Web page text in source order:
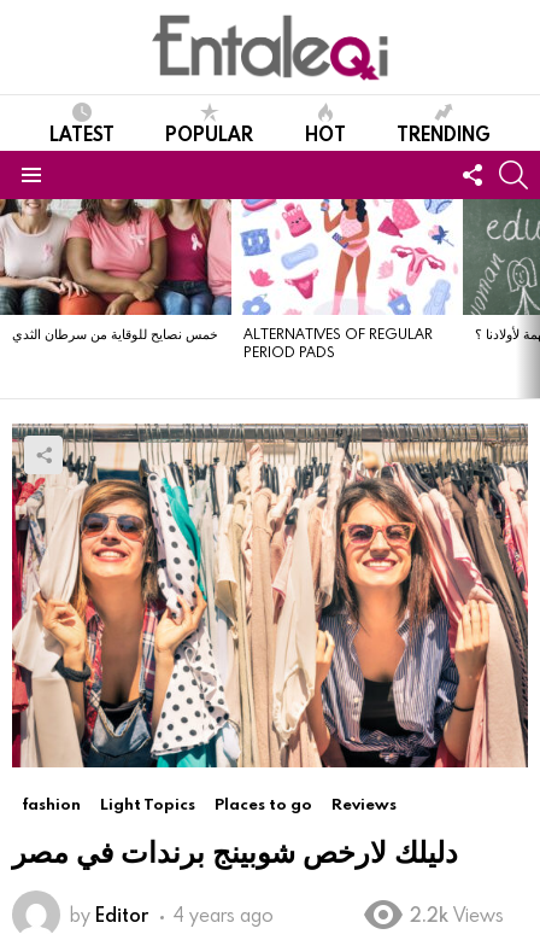
LATEST POPULAR HOT TRENDING
US
LATEST
STORIES
خمس نصايح للوقاية من سرطان الثدي
ALTERNATIVES OF REGULAR
PERIOD PADS
لأولادنا ؟
fashion Light Topics Places to go Reviews
دليلك لارخص شوبينج برندات في مصر
by Editor 4 years ago 2.2k Views